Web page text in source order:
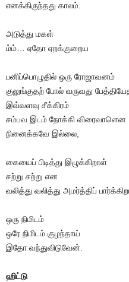
எனக்கிருந்தது காலம்.
அடுத்து மகள்
ம்ம்… ஏதோ ஏறக்குறைய
பனிப்பொழுதில் ஒரு ரோஜாவனம்
குலுங்குதற் போல் வருவது
இவ்வளவு சீக்கிரம்
சம்பவ இடம் நோக்கி விரைவாளென
நினைக்கவே இல்லை,
கையைப் பிடித்து இழுக்கிறாள்
சற்று சற்று என
வலித்து வலித்து அமர்த்திப்
ஒரு நிமிடம்
ஒரே நிமிடம் குழந்தாய்
இதோ வந்துவிடுவேன்.
ஹிட்டு